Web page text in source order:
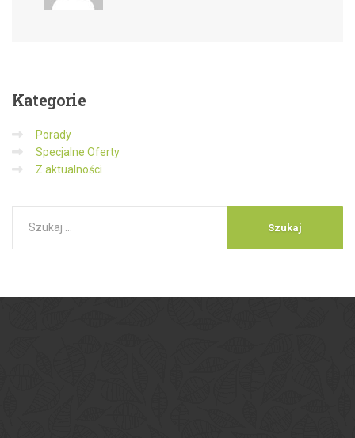
Kategorie
Porady
Specjalne Oferty
Z aktualności